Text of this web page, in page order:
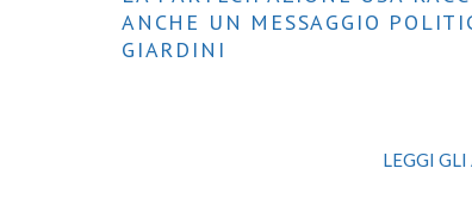
ANCHE UN MESSAGGIO
GIARDINI
LEGGI